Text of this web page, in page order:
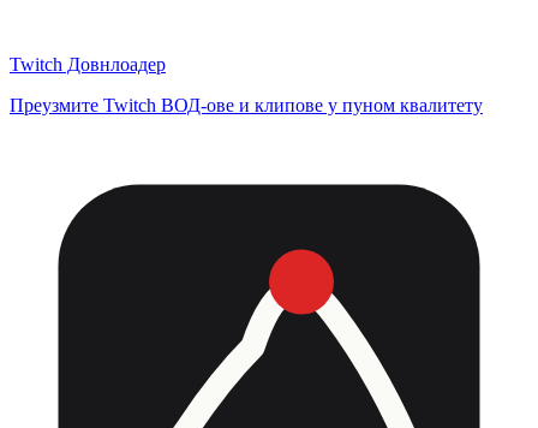
Twitch Довнлоадер
Преузмите Twitch ВОД-ове и клипове у пуном квалитету